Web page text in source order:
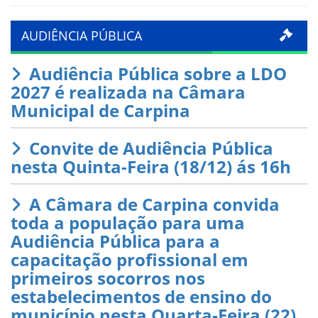
AUDIÊNCIA PÚBLICA
Audiência Pública sobre a LDO
2027 é realizada na Câmara
Municipal de Carpina
Convite de Audiência Pública
nesta Quinta-Feira (18/12) ás 16h
A Câmara de Carpina convida
toda a população para uma
Audiência Pública para a
capacitação profissional em
primeiros socorros nos
estabelecimentos de ensino do